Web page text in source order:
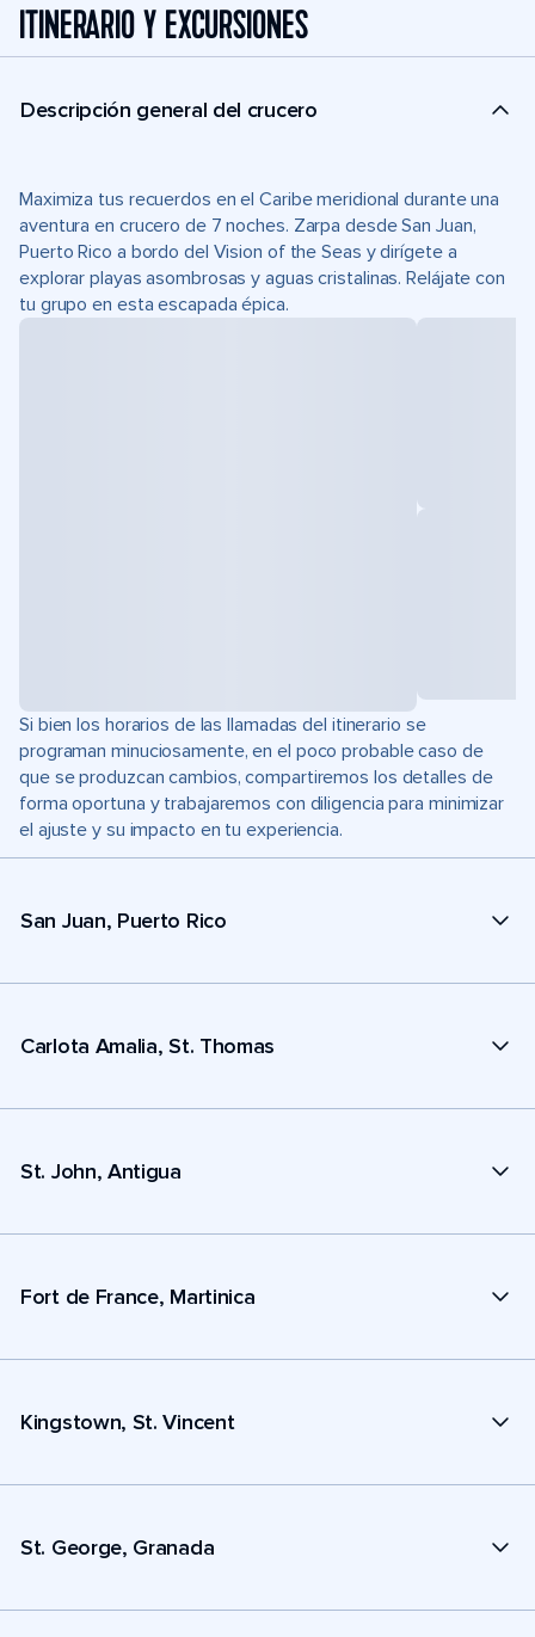
ITINERARIO Y EXCURSIONES
Descripción general del crucero
Maximiza tus recuerdos en el Caribe meridional durante una
aventura en crucero de 7 noches. Zarpa desde San Juan,
Puerto Rico a bordo del Vision of the Seas y dirígete a
explorar playas asombrosas y aguas cristalinas. Relájate con
tu grupo en esta escapada épica.
Si bien los horarios de las llamadas del itinerario se
programan minuciosamente, en el poco probable caso de
que se produzcan cambios, compartiremos los detalles de
forma oportuna y trabajaremos con diligencia para minimizar
el ajuste y su impacto en tu experiencia.
San Juan, Puerto Rico
Carlota Amalia, St. Thomas
St. John, Antigua
Fort de France, Martinica
Kingstown, St. Vincent
St. George, Granada